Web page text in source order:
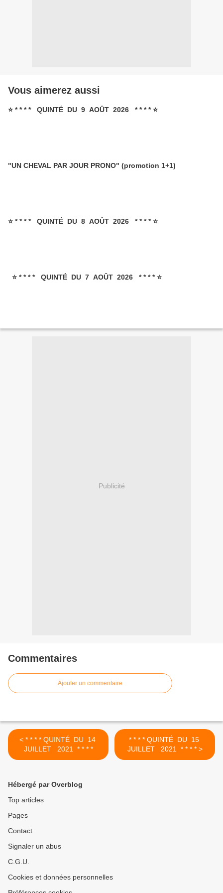
Vous aimerez aussi
⭐ * * * * QUINTÉ DU 9 AOÛT 2026 * * * * ⭐
"UN CHEVAL PAR JOUR PRONO" (promotion 1+1)
⭐ * * * * QUINTÉ DU 8 AOÛT 2026 * * * * ⭐
⭐ * * * * QUINTÉ DU 7 AOÛT 2026 * * * * ⭐
Publicité
Commentaires
Ajouter un commentaire
< * * * * QUINTÉ DU 14
JUILLET 2021 * * * *
* * * * QUINTÉ DU 15
JUILLET 2021 * * * * >
Hébergé par Overblog
Top articles
Pages
Contact
Signaler un abus
C.G.U.
Cookies et données personnelles